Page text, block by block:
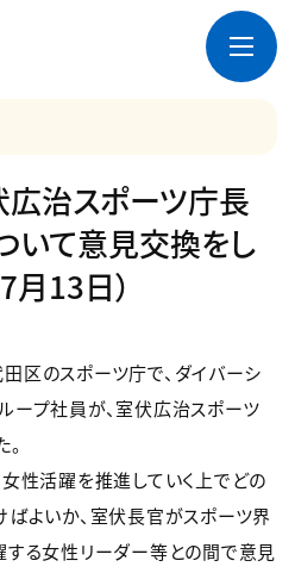
広治スポーツ庁長
いて意見交換をし
月13日）
区のスポーツ庁で、ダイバーシ
ープ社員が、室伏広治スポーツ
性活躍を推進していく上でどの
よいか、室伏長官がスポーツ界
する女性リーダー等との間で意見